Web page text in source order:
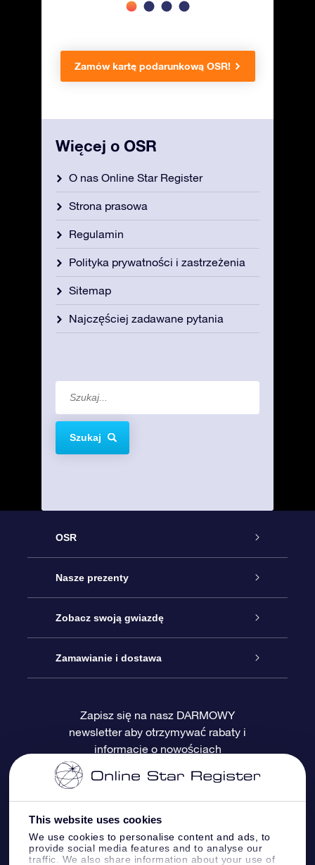
This website uses cookies
We use cookies to personalise content and ads, to
provide social media features and to analyse our
traffic. We also share information about your use of
Zamów kartę podarunkową OSR!
Więcej o OSR
O nas Online Star Register
Strona prasowa
Regulamin
Polityka prywatności i zastrzeżenia
Sitemap
Najczęściej zadawane pytania
Szukaj
OSR
Obsługa
Kontakt
Blog
Recenzje
Nasze prezenty
Podarunek Gwiazda Online
Pakiet Podarunkowy OSR
Karta podarunkowa OSR
Prezenty firmowe
Zobacz swoją gwiazdę
Rejestr Gwiazd
Sprsonalizowana Strona Gwiazdy
One Million Stars
Gwieździsty Wygaszacz Ekranu OSR
Aplikacja VR „Fly me to the stars”
Zamawianie i dostawa
Metody płatności
Dostawa
Polityka zwrotów
Gwiazdozbiorach
Zapisz się na nasz DARMOWY
newsletter aby otrzymywać rabaty i
informacje o nowościach